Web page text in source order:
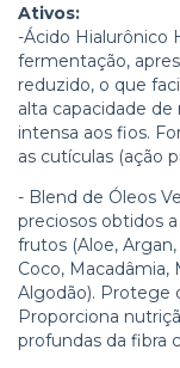
Ativos:
-Ácido Hialurônico
fermentação,
reduzido, o que
alta capacidade
intensa aos fios.
as cutículas (ação
- Blend de Óleos
preciosos obtidos
frutos (Aloe,
Coco, Macadâmia,
Algodão). Protege
Proporciona
profundas da fibra